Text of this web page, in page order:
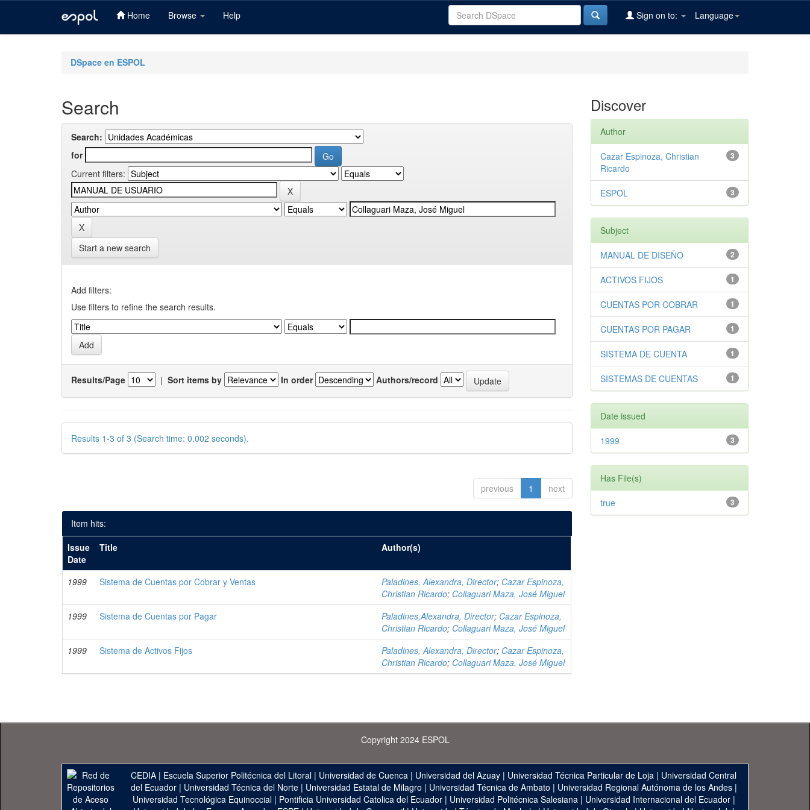
Home Browse Help Language
Sign on to:
DSpace en ESPOL
Search
Search:
for
Current filters:
Start a new search
Add filters:
Use filters to refine the search results.
Results/Page | Sort items by In order Authors/record
Results 1-3 of 3 (Search time: 0.002 seconds).
previous 1 next
Item hits:
Issue
Date
Title Author(s)
1999 Sistema de Cuentas por Cobrar y Ventas Paladines, Alexandra, Director; Cazar Espinoza,
Christian Ricardo; Collaguari Maza, José Miguel
1999
Sistema de Cuentas por Pagar Paladines,Alexandra, Director; Cazar Espinoza,
Christian Ricardo; Collaguari Maza, José Miguel
1999
Sistema de Activos Fijos Paladines, Alexandra, Director; Cazar Espinoza,
Christian Ricardo; Collaguari Maza, José Miguel
Discover
Author
3
Cazar Espinoza, Christian
Ricardo
3
ESPOL
Subject
2
MANUAL DE DISEÑO
1
ACTIVOS FIJOS
1
CUENTAS POR COBRAR
1
CUENTAS POR PAGAR
1
SISTEMA DE CUENTA
1
SISTEMAS DE CUENTAS
Date issued
3
1999
Has File(s)
3
true
Copyright 2024 ESPOL
CEDIA | Escuela Superior Politécnica del Litoral | Universidad de Cuenca | Universidad del Azuay | Universidad Técnica Particular de Loja | Universidad Central
del Ecuador| Universidad Técnica del Norte| Universidad Estatal de Milagro | Universidad Técnica de Ambato | Universidad Regional Autónoma de los Andes|
Universidad Tecnológica Equinoccial| Pontificia Universidad Catolica del Ecuador| Universidad Politécnica Salesiana| Universidad Internacional del Ecuador|